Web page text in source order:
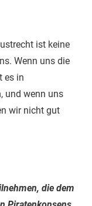
ist keine
Wenn uns die
es in
und wenn uns
wir nicht gut
die dem